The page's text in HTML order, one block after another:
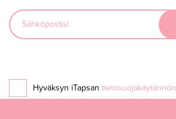
Hyväksyn iTapsan tietosuojakäytännön